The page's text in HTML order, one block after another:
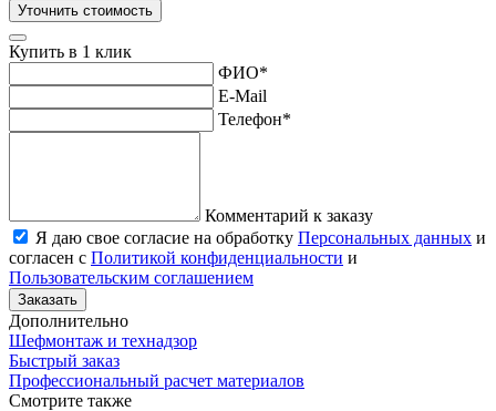
Уточнить стоимость
Купить в 1 клик
ФИО*
E-Mail
Телефон*
Комментарий к заказу
Я даю свое согласие на обработку Персональных данных и
согласен с Политикой конфиденциальности и
Пользовательским соглашением
Заказать
Дополнительно
Шефмонтаж и технадзор
Быстрый заказ
Профессиональный расчет материалов
Смотрите также